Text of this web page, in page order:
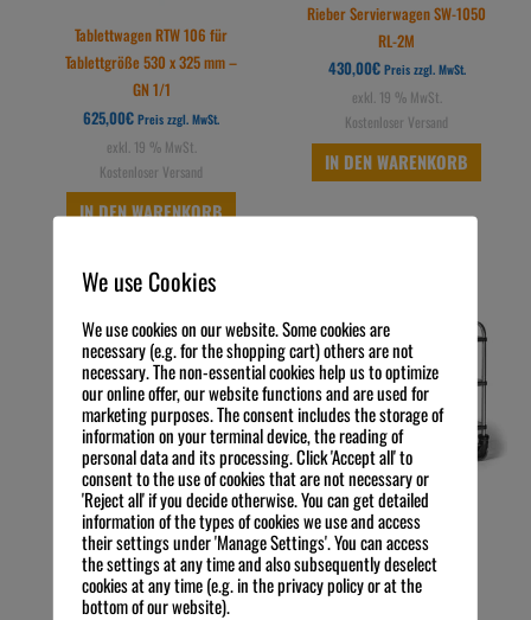
Tablettwagen RTW 106 für
Tablettgröße 530 x 325 mm –
GN 1/1
625,00€ Preis zzgl. MwSt.
exkl. 19 % MwSt.
Kostenloser Versand
IN DEN WARENKORB
Rieber Servierwagen SW-1050
RL-2M
430,00€ Preis zzgl. MwSt.
exkl. 19 % MwSt.
Kostenloser Versand
IN DEN WARENKORB
Tablettwagen RTW 205 für
Tablettgröße 530 x 325 mm –
GN 1/1
Rieber Servierwagen SW-
1060 RL-3M
535,00€ Preis zzgl. MwSt.
We use Cookies
We use cookies on our website. Some cookies are
necessary (e.g. for the shopping cart) others are not
necessary. The non-essential cookies help us to optimize
our online offer, our website functions and are used for
marketing purposes. The consent includes the storage of
information on your terminal device, the reading of
personal data and its processing. Click 'Accept all' to
consent to the use of cookies that are not necessary or
'Reject all' if you decide otherwise. You can get detailed
information of the types of cookies we use and access
their settings under 'Manage Settings'. You can access
the settings at any time and also subsequently deselect
cookies at any time (e.g. in the privacy policy or at the
bottom of our website).